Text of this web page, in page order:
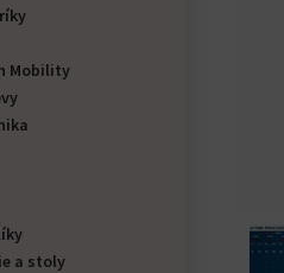
Mobility
a stoly